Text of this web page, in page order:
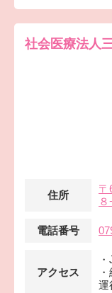
社会医療法人
住所
〒
８
電話番号
アクセス
運